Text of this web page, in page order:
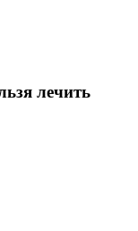
лечить